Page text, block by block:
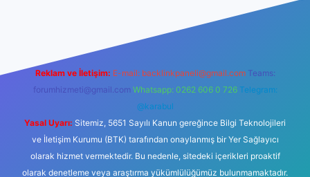
Reklam ve İletişim: E-mail: backlinkpaneli@gmail.com Teams:
forumhizmeti@gmail.com Whatsapp: 0262 606 0 726 Telegram:
@karabul
Yasal Uyarı: Sitemiz, 5651 Sayılı Kanun gereğince Bilgi Teknolojileri
ve İletişim Kurumu (BTK) tarafından onaylanmış bir Yer Sağlayıcı
olarak hizmet vermektedir. Bu nedenle, sitedeki içerikleri proaktif
olarak denetleme veya araştırma yükümlülüğümüz bulunmamaktadır.